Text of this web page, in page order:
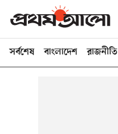
সর্বশেষ বাংলাদেশ রাজনীতি